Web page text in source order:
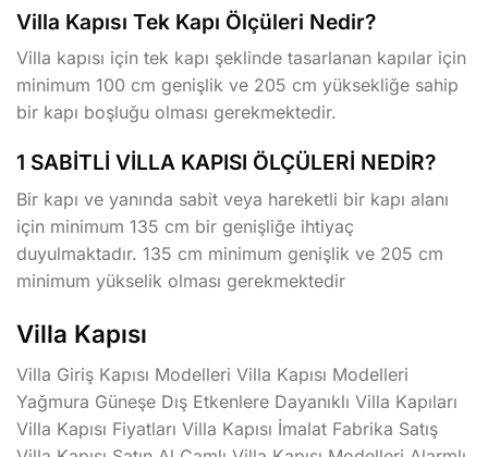
Villa Kapısı Tek Kapı Ölçüleri Nedir?
Villa kapısı için tek kapı şeklinde tasarlanan kapılar için
minimum 100 cm genişlik ve 205 cm yüksekliğe sahip
bir kapı boşluğu olması gerekmektedir.
1 SABİTLİ VİLLA KAPISI ÖLÇÜLERİ NEDİR?
Bir kapı ve yanında sabit veya hareketli bir kapı alanı
için minimum 135 cm bir genişliğe ihtiyaç
duyulmaktadır. 135 cm minimum genişlik ve 205 cm
minimum yükselik olması gerekmektedir
Villa Kapısı
Villa Giriş Kapısı Modelleri Villa Kapısı Modelleri
Yağmura Güneşe Dış Etkenlere Dayanıklı Villa Kapıları
Villa Kapısı Fiyatları Villa Kapısı İmalat Fabrika Satış